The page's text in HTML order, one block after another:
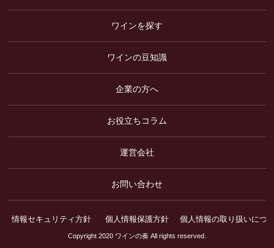
ワインを探す
ワインの豆知識
企業の方へ
お役立ちコラム
運営会社
お問い合わせ
情報セキュリティ方針 個人情報保護方針 個人情報の取り扱いにつ
Copyright 2020 ワインの奏 All rights reserved.